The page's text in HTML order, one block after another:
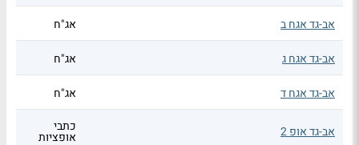
אב-גד אגח ב אג"ח
אב-גד אגח ג אג"ח
אב-גד אגח ד אג"ח
אב-גד אופ 2 כתבי
אופציות